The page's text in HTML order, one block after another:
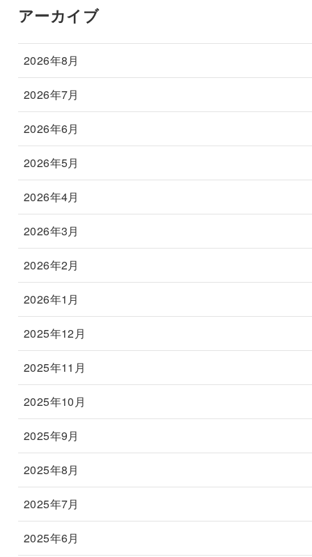
アーカイブ
2026年8月
2026年7月
2026年6月
2026年5月
2026年4月
2026年3月
2026年2月
2026年1月
2025年12月
2025年11月
2025年10月
2025年9月
2025年8月
2025年7月
2025年6月